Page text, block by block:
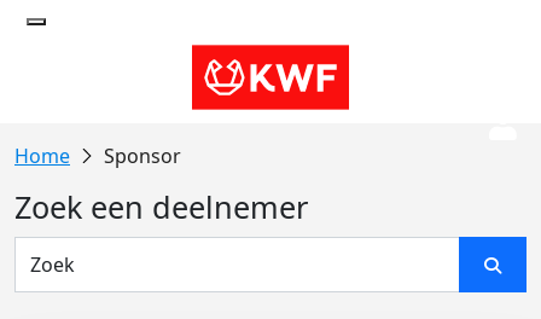
Sponsor
Zoek een deelnemer